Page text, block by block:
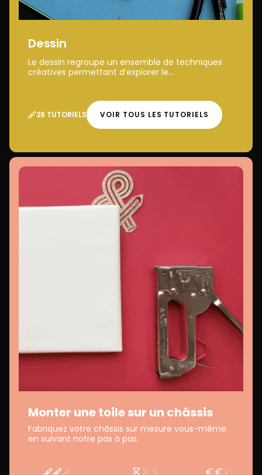
Dessin
Le dessin regroupe un ensemble de techniques
créatives permettant d’explorer le...
28 TUTORIELS VOIR TOUS LES TUTORIELS
Monter une toile sur un châssis
Fabriquez votre châssis sur mesure vous-même
en suivant notre pas à pas.